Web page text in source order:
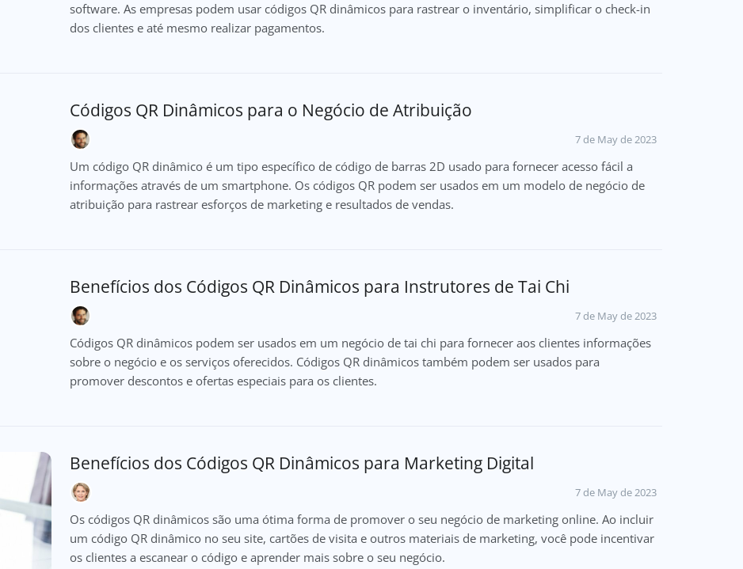
software. As empresas podem usar códigos QR dinâmicos para rastrear o inventário, simplificar o check-in
dos clientes e até mesmo realizar pagamentos.
Códigos QR Dinâmicos para o Negócio de Atribuição
7 de May de 2023
Um código QR dinâmico é um tipo específico de código de barras 2D usado para fornecer acesso fácil a
informações através de um smartphone. Os códigos QR podem ser usados em um modelo de negócio de
atribuição para rastrear esforços de marketing e resultados de vendas.
Benefícios dos Códigos QR Dinâmicos para Instrutores de Tai Chi
7 de May de 2023
Códigos QR dinâmicos podem ser usados em um negócio de tai chi para fornecer aos clientes informações
sobre o negócio e os serviços oferecidos. Códigos QR dinâmicos também podem ser usados para
promover descontos e ofertas especiais para os clientes.
Benefícios dos Códigos QR Dinâmicos para Marketing Digital
7 de May de 2023
Os códigos QR dinâmicos são uma ótima forma de promover o seu negócio de marketing online. Ao incluir
um código QR dinâmico no seu site, cartões de visita e outros materiais de marketing, você pode incentivar
os clientes a escanear o código e aprender mais sobre o seu negócio.